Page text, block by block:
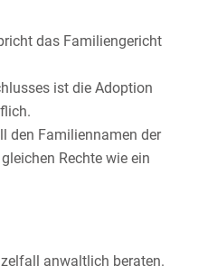
das Familiengericht
ist die Adoption
den Familiennamen der
Rechte wie ein
anwaltlich beraten.